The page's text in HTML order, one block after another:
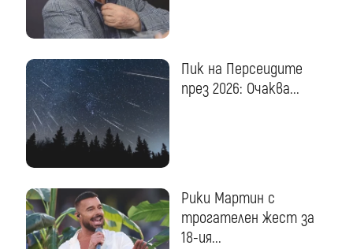
Пик на Персеидите
през 2026: Очаква...
Рики Мартин с
трогателен жест за
18-ия...